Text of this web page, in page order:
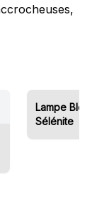
Lampe Bloc de
Sélénite